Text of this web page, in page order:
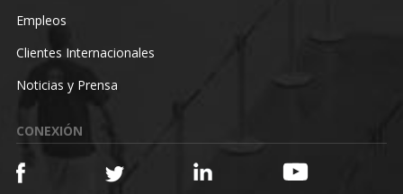
Empleos
Clientes Internacionales
Noticias y Prensa
CONEXIÓN